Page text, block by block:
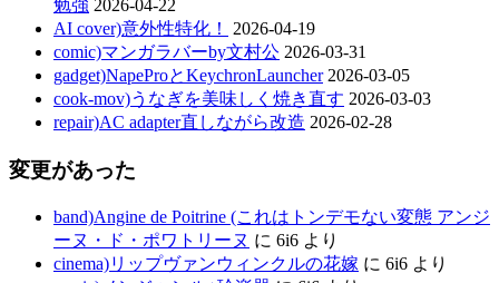
勉強 2026-04-22
AI cover)意外性特化！
2026-04-19
comic)マンガラバーby文村公 2026-03-31
gadget)NapeProとKeychronLauncher 2026-03-05
cook-mov)うなぎを美味しく焼き直す 2026-03-03
repair)AC adapter直しながら改造 2026-02-28
変更があった
band)Angine de Poitrine (これはトンデモない変態 アンジ
ーヌ・ド・ポワトリーヌ に 6i6 より
cinema)リップヴァンウィンクルの花嫁 に 6i6 より